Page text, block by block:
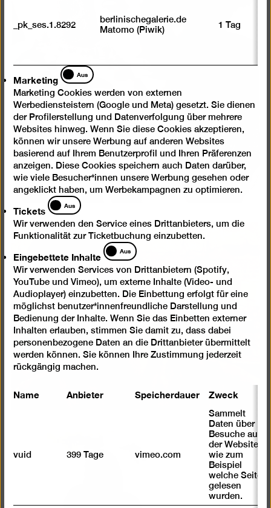
_pk_ses.1.8292
berlinischegalerie.de
Matomo (Piwik)
1 Tag
Marketing
Marketing
Aus
Marketing Cookies werden von externen
Werbediensteistern (Google und Meta) gesetzt. Sie dienen
der Profilerstellung und Datenverfolgung über mehrere
Websites hinweg. Wenn Sie diese Cookies akzeptieren,
können wir unsere Werbung auf anderen Websites
basierend auf Ihrem Benutzerprofil und Ihren Präferenzen
anzeigen. Diese Cookies speichern auch Daten darüber,
wie viele Besucher*innen unsere Werbung gesehen oder
angeklickt haben, um Werbekampagnen zu optimieren.
Tickets
Tickets
Aus
Wir verwenden den Service eines Drittanbieters, um die
Funktionalität zur Ticketbuchung einzubetten.
Eingebettete Inhalte
Eingebettete
Inhalte
Aus
Wir verwenden Services von Drittanbietern (Spotify,
YouTube und Vimeo), um externe Inhalte (Video- und
Audioplayer) einzubetten. Die Einbettung erfolgt für eine
möglichst benutzer*innenfreundliche Darstellung und
Bedienung der Inhalte. Wenn Sie das Einbetten externer
Inhalten erlauben, stimmen Sie damit zu, dass dabei
personenbezogene Daten an die Drittanbieter übermittelt
werden können. Sie können Ihre Zustimmung jederzeit
rückgängig machen.
Name Anbieter Speicherdauer Zweck
vuid 399 Tage vimeo.com
Sammelt
Daten über
Besuche auf
der Website,
wie zum
Beispiel
welche Seiten
gelesen
wurden.